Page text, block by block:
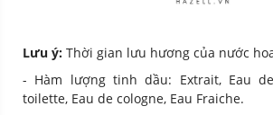
Lưu ý: Thời gian lưu hương của nước
- Hàm lượng tinh dầu: Extrait, Eau
toilette, Eau de cologne, Eau Fraiche.